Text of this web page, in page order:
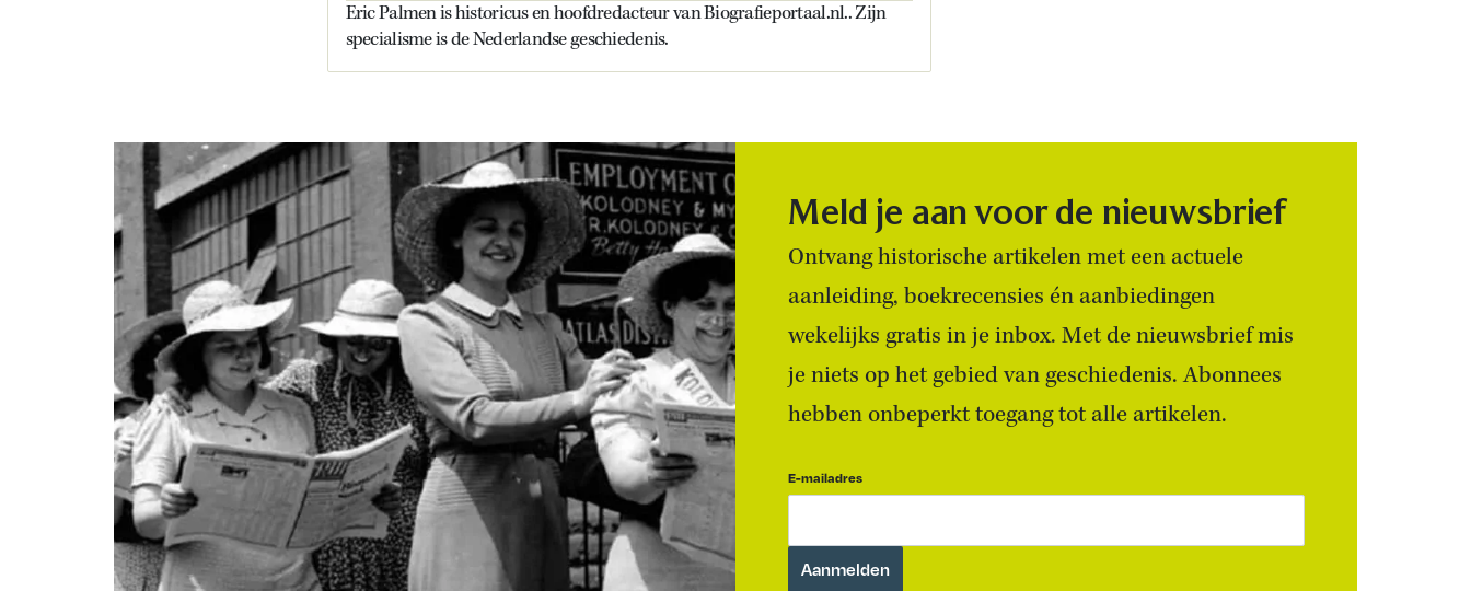
Eric Palmen is historicus en hoofdredacteur van Biografieportaal.nl.. Zijn
specialisme is de Nederlandse geschiedenis.
Meld je aan voor de nieuwsbrief
Ontvang historische artikelen met een actuele
aanleiding, boekrecensies én aanbiedingen
wekelijks gratis in je inbox. Met de nieuwsbrief mis
je niets op het gebied van geschiedenis. Abonnees
hebben onbeperkt toegang tot alle artikelen.
E-mailadres